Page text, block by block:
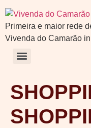
Primeira e maior rede
Vivenda do Camarão